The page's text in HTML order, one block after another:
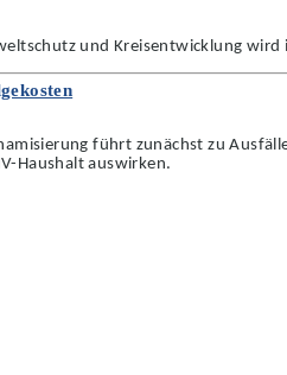
und Kreisentwicklung
führt zunächst zu
Haushalt auswirken.